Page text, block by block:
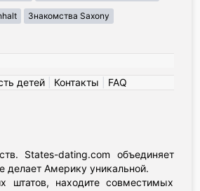
Знакомства Saxony
детей Контакты FAQ
States-dating.com объединяет
делает Америку уникальной.
находите совместимых